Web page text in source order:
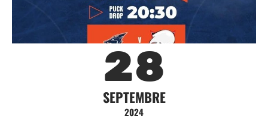
28
SEPTEMBRE
2024